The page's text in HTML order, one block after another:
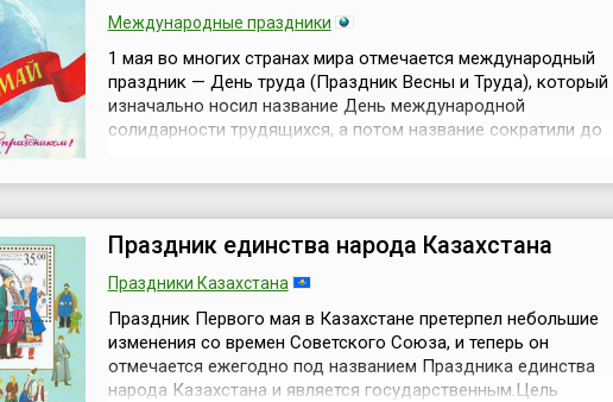
Международные праздники
1 мая во многих странах мира отмечается международный
праздник — День труда (Праздник Весны и Труда), который
изначально носил название День международной
солидарности трудящихся, а потом название сократили до
демонстрация закончились кровопро...
Праздник единства народа Казахстана
Праздники Казахстана
Праздник Первого мая в Казахстане претерпел небольшие
изменения со времен Советского Союза, и теперь он
отмечается ежегодно под названием Праздника единства
народа Казахстана и является государственным.Цель